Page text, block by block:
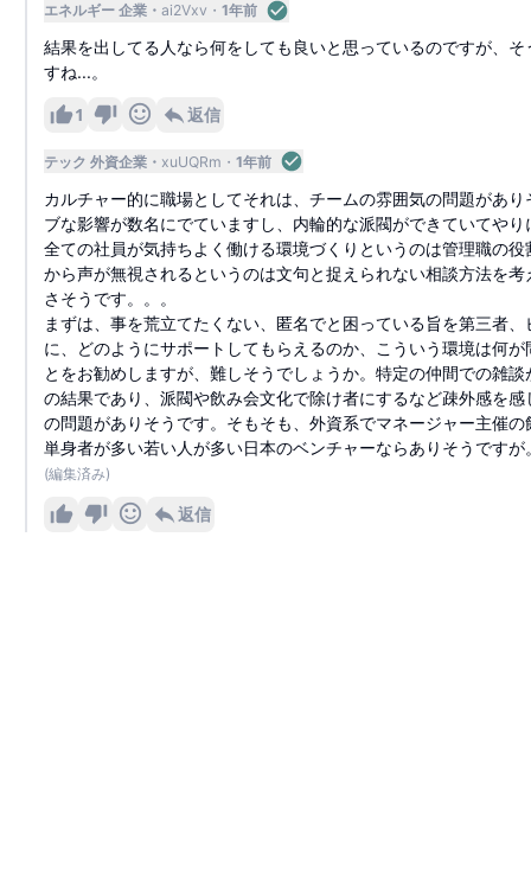
エネルギー 企業 ai2Vxv 1年前
結果を出してる人なら何をしても良いと思っているのですが、
すね...。
1 返信
テック 外資企業 xuUQRm 1年前
カルチャー的に職場としてそれは、チームの雰囲気の問題があ
ブな影響が数名にでていますし、内輪的な派閥ができていてや
全ての社員が気持ちよく働ける環境づくりというのは管理職の
から声が無視されるというのは文句と捉えられない相談方法を
さそうです。。。
まずは、事を荒立てたくない、匿名でと困っている旨を第三者
に、どのようにサポートしてもらえるのか、こういう環境は何
とをお勧めしますが、難しそうでしょうか。特定の仲間での雑
の結果であり、派閥や飲み会文化で除け者にするなど疎外感を
の問題がありそうです。そもそも、外資系でマネージャー主催
単身者が多い若い人が多い日本のベンチャーならありそうですが
(編集済み)
返信